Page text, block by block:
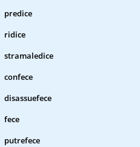
predice
ridice
stramaledice
confece
disassuefece
fece
putrefece